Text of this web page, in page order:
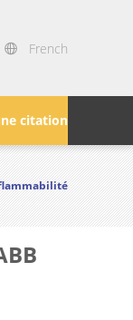
French
citation